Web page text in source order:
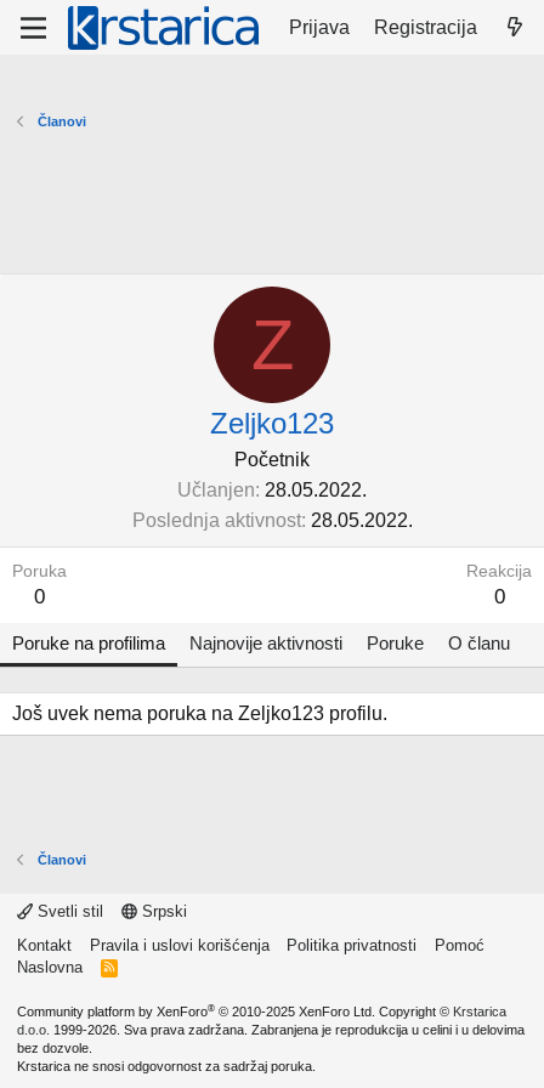
Prijava Registracija
Članovi
Z
Zeljko123
Početnik
Učlanjen 28.05.2022.
Poslednja aktivnost 28.05.2022.
Poruka
0
Reakcija
0
Poruke na profilima Najnovije aktivnosti Poruke O članu
Još uvek nema poruka na Zeljko123 profilu.
Članovi
Svetli stil
Srpski
Kontakt
Pravila i uslovi korišćenja Politika privatnosti
Pomoć
Naslovna
R
Community platform by XenForo® © 2010-2025 XenForo Ltd. Copyright © Krstarica
d.o.o. 1999-2026. Sva prava zadržana. Zabranjena je reprodukcija u celini i u delovima
bez dozvole.
Krstarica ne snosi odgovornost za sadržaj poruka.